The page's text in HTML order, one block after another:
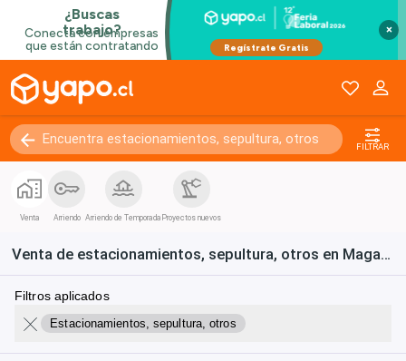
×
FILTRAR
Venta Arriendo Arriendo de Temporada Proyectos nuevos
Venta de estacionamientos, sepultura, otros en Magallanes & Antártica
Filtros aplicados
Estacionamientos, sepultura, otros